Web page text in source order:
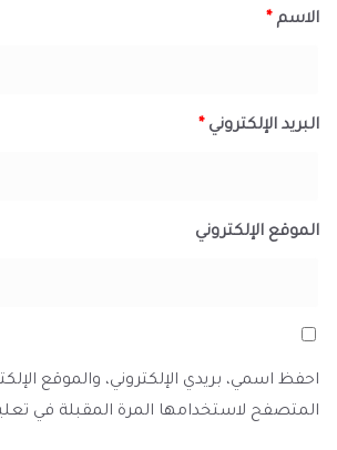
الاسم *
البريد الإلكتروني *
الموقع الإلكتروني
احفظ اسمي، بريدي الإلكتروني، والموقع
المتصفح لاستخدامها المرة المقبلة في